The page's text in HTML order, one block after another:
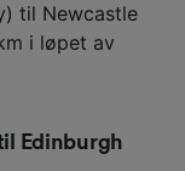
til Newcastle
i løpet av
Edinburgh